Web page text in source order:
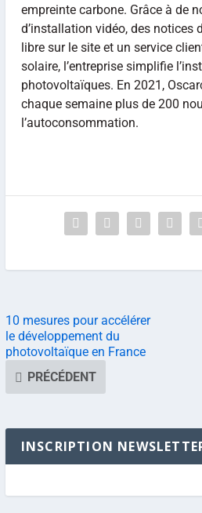
empreinte carbone. Grâce à de
d’installation vidéo, des notices
libre sur le site et un service
solaire, l’entreprise simplifie
photovoltaïques. En 2021,
chaque semaine plus de 200
l’autoconsommation.
10 mesures pour accélérer
le développement du
photovoltaïque en France
PRÉCÉDENT
INSCRIPTION